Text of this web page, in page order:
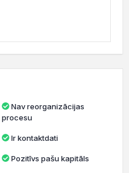
Nav reorganizācijas
procesu
Ir kontaktdati
Pozitīvs pašu kapitāls